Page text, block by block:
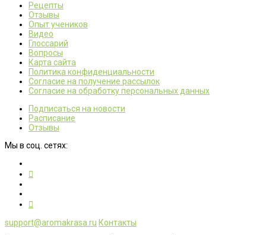
Рецепты
Отзывы
Опыт учеников
Видео
Глоссарий
Вопросы
Карта сайта
Политика конфиденциальности
Согласие на получение рассылок
Согласие на обработку персональных данных
Подписаться на новости
Расписание
Отзывы
Мы в соц. сетях:
support@aromakrasa.ru Контакты